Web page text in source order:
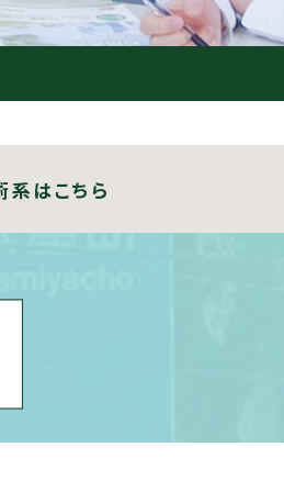
系はこちら